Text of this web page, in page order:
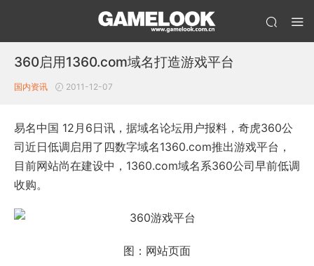
360启用1360.com域名打造游戏平台
国内资讯 2011-12-07
易名中国 12月6日讯，据域名论坛用户报料，奇虎360公
司近日低调启用了四数字域名1360.com推出游戏平台，
目前网站尚在建设中，1360.com域名系360公司早前低调
收购。
图：网站页面